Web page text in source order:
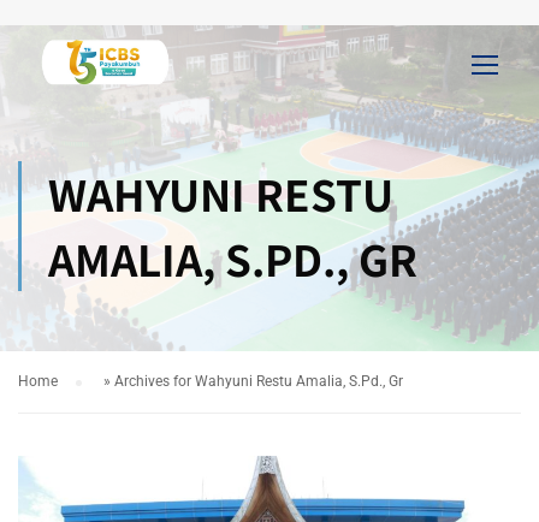
WAHYUNI RESTU
AMALIA, S.PD., GR
Home » Archives for Wahyuni Restu Amalia, S.Pd., Gr